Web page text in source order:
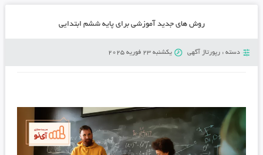
روش های جدید آموزشی برای پایه ششم ابتدایی
دسته : رپورتاژ آگهی یکشنبه 23 فوریه 2025